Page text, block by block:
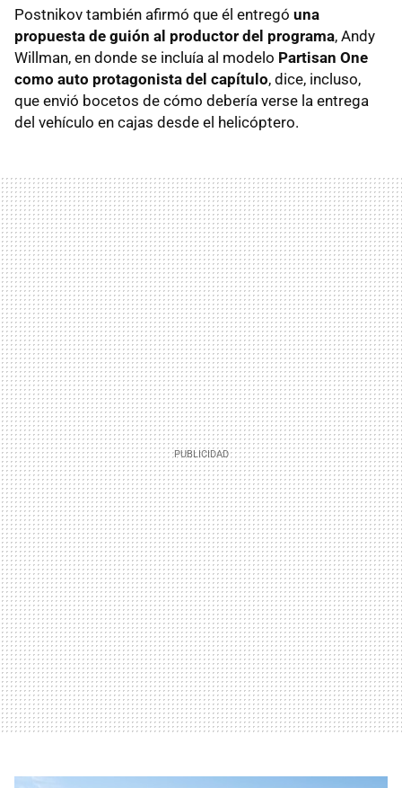
Postnikov también afirmó que él entregó una
propuesta de guión al productor del programa, Andy
Willman, en donde se incluía al modelo Partisan One
como auto protagonista del capítulo, dice, incluso,
que envió bocetos de cómo debería verse la entrega
del vehículo en cajas desde el helicóptero.